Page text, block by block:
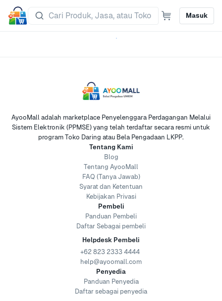
Masuk
AyooMall adalah marketplace Penyelenggara Perdagangan Melalui
Sistem Elektronik (PPMSE) yang telah terdaftar secara resmi untuk
program Toko Daring atau Bela Pengadaan LKPP.
Tentang Kami
Blog
Tentang AyooMall
FAQ (Tanya Jawab)
Syarat dan Ketentuan
Kebijakan Privasi
Pembeli
Panduan Pembeli
Daftar Sebagai pembeli
Helpdesk Pembeli
+62 823 2333 4444
help@ayoomall.com
Penyedia
Panduan Penyedia
Daftar sebagai penyedia